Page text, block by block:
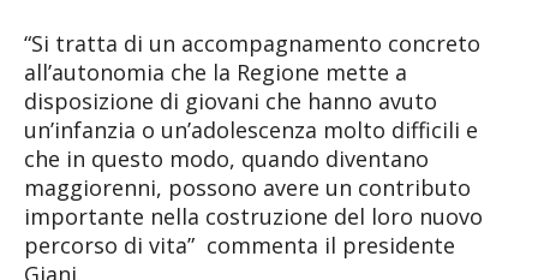
“Si tratta di un accompagnamento concreto
all’autonomia che la Regione mette a
disposizione di giovani che hanno avuto
un’infanzia o un’adolescenza molto difficili e
che in questo modo, quando diventano
maggiorenni, possono avere un contributo
importante nella costruzione del loro nuovo
percorso di vita” commenta il presidente